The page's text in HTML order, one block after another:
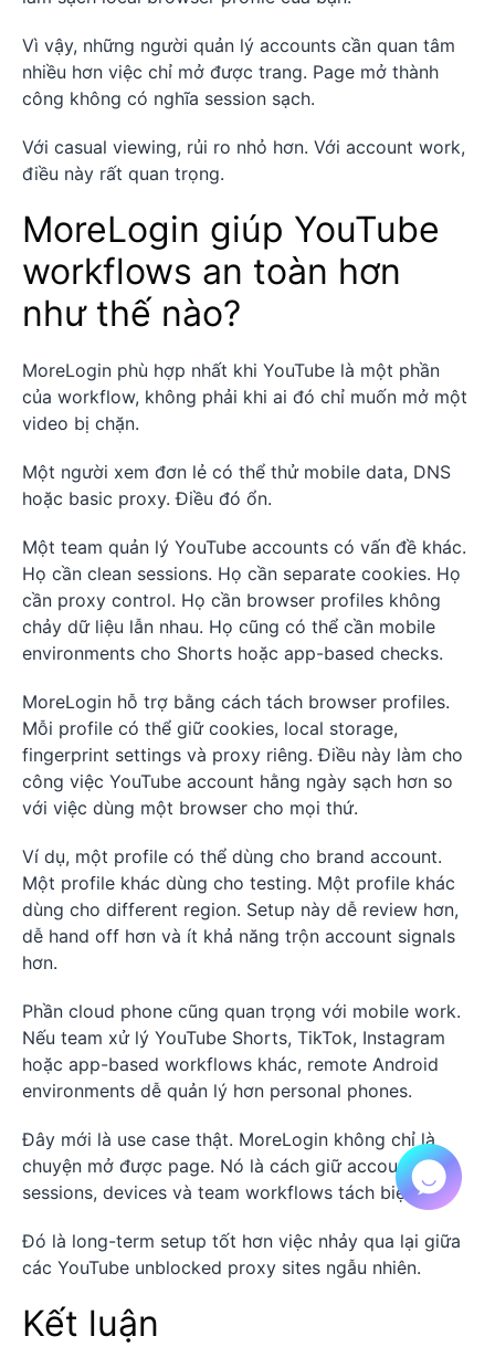
Vì vậy, những người quản lý accounts cần quan tâm
nhiều hơn việc chỉ mở được trang. Page mở thành
công không có nghĩa session sạch.
Với casual viewing, rủi ro nhỏ hơn. Với account work,
điều này rất quan trọng.
MoreLogin giúp YouTube
workflows an toàn hơn
như thế nào?
MoreLogin phù hợp nhất khi YouTube là một phần
của workflow, không phải khi ai đó chỉ muốn mở một
video bị chặn.
Một người xem đơn lẻ có thể thử mobile data, DNS
hoặc basic proxy. Điều đó ổn.
Một team quản lý YouTube accounts có vấn đề khác.
Họ cần clean sessions. Họ cần separate cookies. Họ
cần proxy control. Họ cần browser profiles không
chảy dữ liệu lẫn nhau. Họ cũng có thể cần mobile
environments cho Shorts hoặc app-based checks.
MoreLogin hỗ trợ bằng cách tách browser profiles.
Mỗi profile có thể giữ cookies, local storage,
fingerprint settings và proxy riêng. Điều này làm cho
công việc YouTube account hằng ngày sạch hơn so
với việc dùng một browser cho mọi thứ.
Ví dụ, một profile có thể dùng cho brand account.
Một profile khác dùng cho testing. Một profile khác
dùng cho different region. Setup này dễ review hơn,
dễ hand off hơn và ít khả năng trộn account signals
hơn.
Phần cloud phone cũng quan trọng với mobile work.
Nếu team xử lý YouTube Shorts, TikTok, Instagram
hoặc app-based workflows khác, remote Android
environments dễ quản lý hơn personal phones.
Đây mới là use case thật. MoreLogin không chỉ là
chuyện mở được page. Nó là cách giữ accounts,
sessions, devices và team workflows tách biệt.
Đó là long-term setup tốt hơn việc nhảy qua lại giữa
các YouTube unblocked proxy sites ngẫu nhiên.
Kết luận